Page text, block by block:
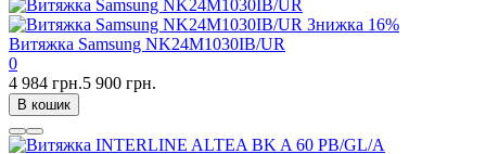
Знижка 16%
Витяжка Samsung NK24M1030IB/UR
0
4 984 грн.5 900 грн.
В кошик